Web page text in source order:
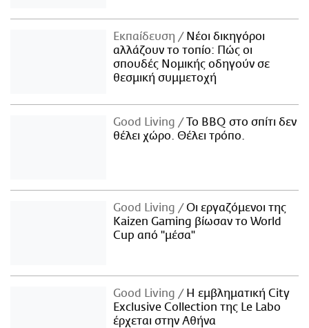
Εκπαίδευση
Νέοι δικηγόροι
αλλάζουν το τοπίο: Πώς οι
σπουδές Νομικής οδηγούν σε
θεσμική συμμετοχή
Good Living
Το BBQ στο σπίτι δεν
θέλει χώρο. Θέλει τρόπο.
Good Living
Οι εργαζόμενοι της
Kaizen Gaming βίωσαν το World
Cup από "μέσα"
Good Living
Η εμβληματική City
Exclusive Collection της Le Labo
έρχεται στην Αθήνα